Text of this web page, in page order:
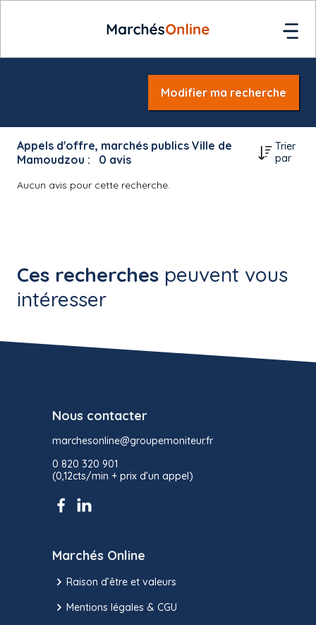
Modifier ma recherche
Appels d'offre, marchés publics Ville de
Mamoudzou :
0 avis
Trier
par
Aucun avis pour cette recherche.
Ces recherches peuvent vous
intéresser
Nous contacter
marchesonline@groupemoniteur.fr
0 820 320 901
(0,12cts/min + prix d’un appel)
Marchés Online
Raison d’être et valeurs
Mentions légales & CGU